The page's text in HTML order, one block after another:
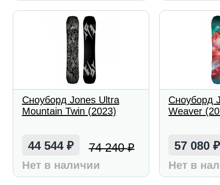
Сноуборд Jones Ultra
Mountain Twin (2023)
44 544 ₽ 74 240₽
Нет в наличии
Сноуборд
Weaver
57 080₽
Нет в